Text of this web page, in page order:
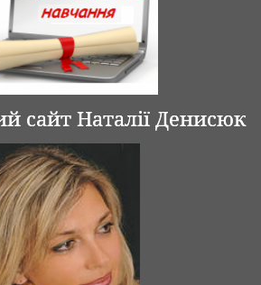
сайт Наталії Денисюк